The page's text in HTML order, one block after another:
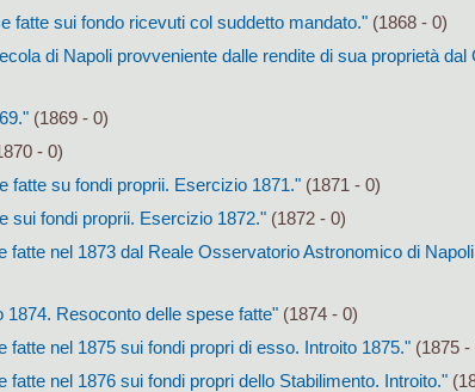
fatte sui fondo ricevuti col suddetto mandato." (1868 - 0)
di Napoli provveniente dalle rendite di sua proprietà dal
(1869 - 0)
- 0)
fatte su fondi proprii. Esercizio 1871." (1871 - 0)
sui fondi proprii. Esercizio 1872." (1872 - 0)
fatte nel 1873 dal Reale Osservatorio Astronomico di
1874. Resoconto delle spese fatte" (1874 - 0)
fatte nel 1875 sui fondi propri di esso. Introito 1875." (1875 -
fatte nel 1876 sui fondi propri dello Stabilimento. Introito."